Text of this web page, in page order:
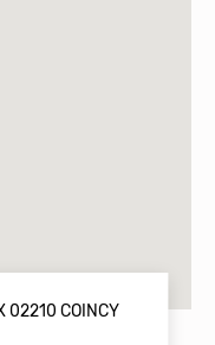
02210 COINCY